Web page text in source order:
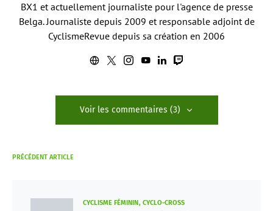
BX1 et actuellement journaliste pour l'agence de presse
Belga. Journaliste depuis 2009 et responsable adjoint de
CyclismeRevue depuis sa création en 2006
Voir les commentaires (3)
PRÉCÉDENT ARTICLE
CYCLISME FÉMININ CYCLO-CROSS